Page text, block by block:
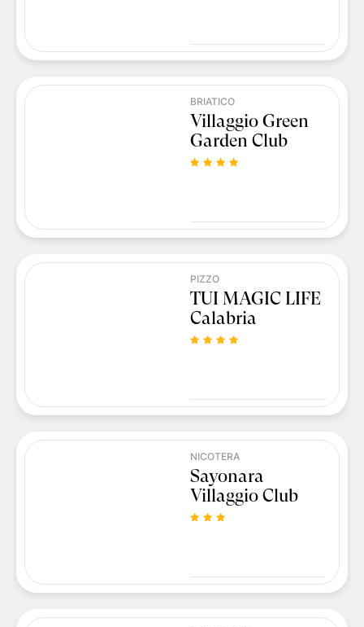
BRIATICO
Villaggio Green
Garden Club
PIZZO
TUI MAGIC LIFE
Calabria
NICOTERA
Sayonara
Villaggio Club